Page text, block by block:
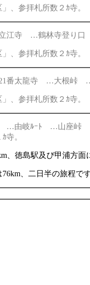
、参拝札所数２ｶ寺。
江寺 …鶴林寺登り
、参拝札所数２ｶ寺。
番太龍寺 …大根峠
」、参拝札所数２ｶ寺
由岐ﾙｰﾄ …山座峠 …
寺。
、徳島駅及び甲浦方面
76km、二日半の旅程で